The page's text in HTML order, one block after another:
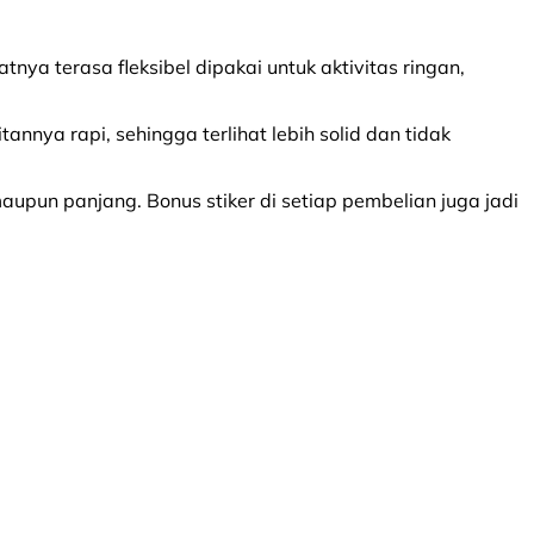
terasa fleksibel dipakai untuk aktivitas ringan,
rapi, sehingga terlihat lebih solid dan tidak
panjang. Bonus stiker di setiap pembelian juga jadi